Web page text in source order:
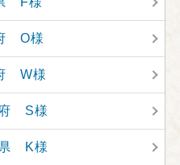
O様
W様
府 S様
県 K様